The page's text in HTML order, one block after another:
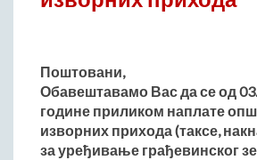
ПРИВРЕДА
Општи и просторни положај подручја
Развој и просторни размештај привреде
Пољопривреда
Поштовани,
Обавештавамо Вас да се од
године приликом наплате
изворних прихода (таксе,
за уређивање грађевинског